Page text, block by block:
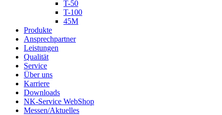
T-50
T-100
45M
Produkte
Ansprechpartner
Leistungen
Qualität
Service
Über uns
Karriere
Downloads
NK-Service WebShop
Messen/Aktuelles